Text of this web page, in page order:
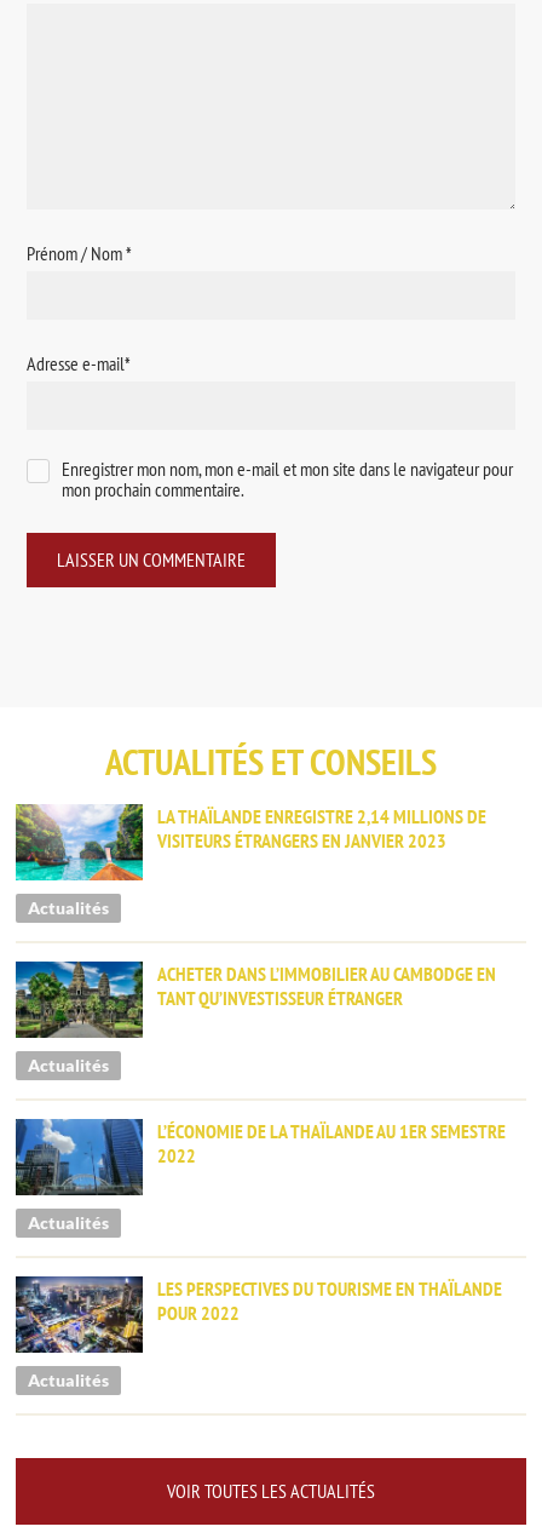
Prénom / Nom*
Adresse e-mail*
Enregistrer mon nom, mon e-mail et mon site dans le navigateur pour
mon prochain commentaire.
ACTUALITÉS ET CONSEILS
LA THAÏLANDE ENREGISTRE 2,14 MILLIONS DE
VISITEURS ÉTRANGERS EN JANVIER 2023
Actualités
ACHETER DANS L’IMMOBILIER AU CAMBODGE EN
TANT QU’INVESTISSEUR ÉTRANGER
Actualités
L’ÉCONOMIE DE LA THAÏLANDE AU 1ER SEMESTRE
2022
Actualités
LES PERSPECTIVES DU TOURISME EN THAÏLANDE
POUR 2022
Actualités
VOIR TOUTES LES ACTUALITÉS